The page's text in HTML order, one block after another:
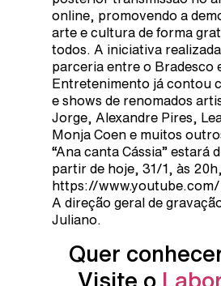
online, promovendo a
arte e cultura de forma
todos. A iniciativa
parceria entre o Bradesco
Entretenimento já contou
e shows de renomados
Jorge, Alexandre Pires,
Monja Coen e muitos
“Ana canta Cássia” estará
partir de hoje, 31/1, às
https://www.youtube.com/
A direção geral de
Juliano.
Quer
Visite o